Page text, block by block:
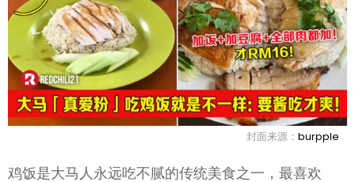
封面来源： burpple
鸡饭是大马人永远吃不腻的传统美食之一，最喜欢